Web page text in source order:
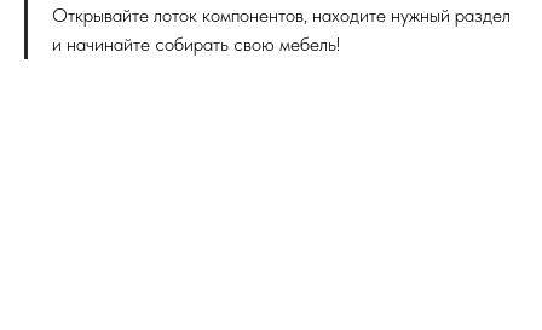
Открывайте лоток компонентов, находите нужный раздел
и начинайте собирать свою мебель!